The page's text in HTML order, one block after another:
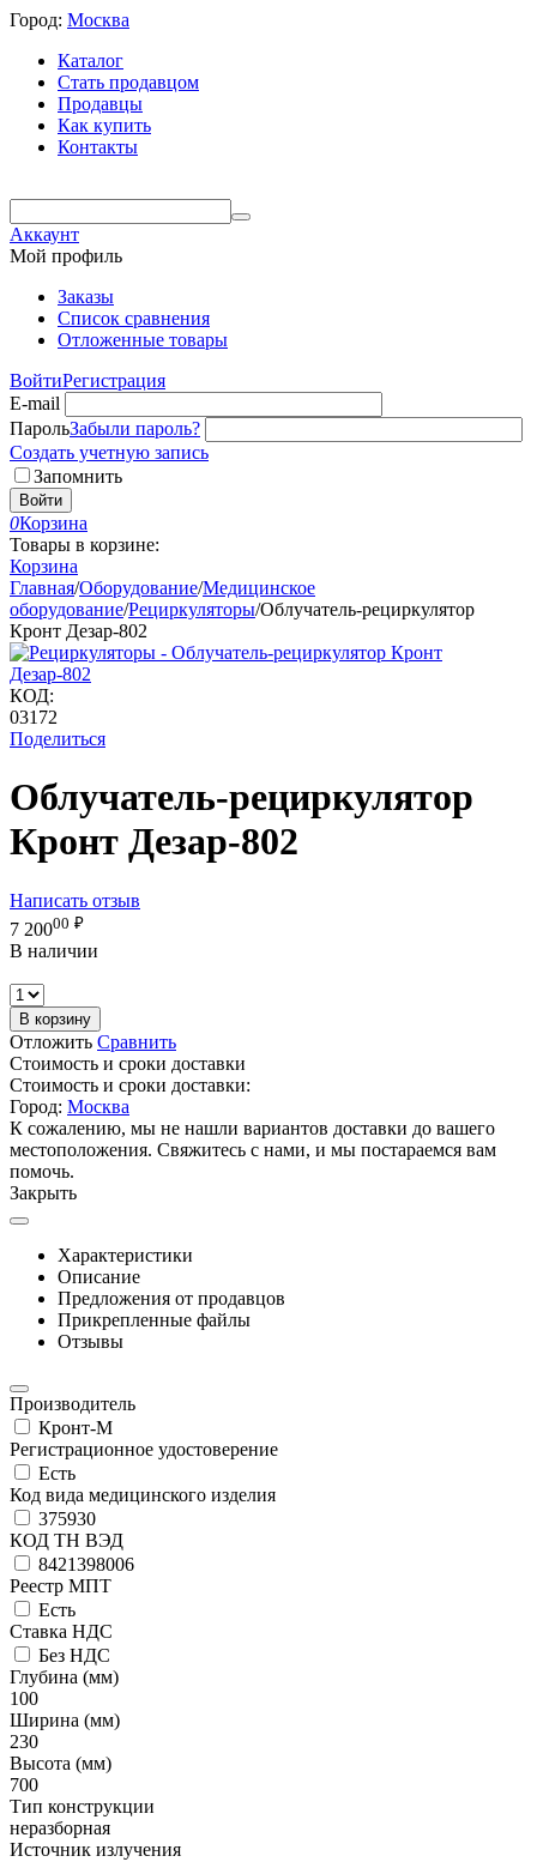
Город: Москва
Каталог
Стать продавцом
Продавцы
Как купить
Контакты
Аккаунт
Мой профиль
Заказы
Список сравнения
Отложенные товары
ВойтиРегистрация
E-mail
ПарольЗабыли пароль?
Создать учетную запись
Запомнить
Войти
0Корзина
Товары в корзине:
Корзина
Главная/Оборудование/Медицинское
оборудование/Рециркуляторы/Облучатель-рециркулятор
Кронт Дезар-802
КОД:
03172
Поделиться
Облучатель-рециркулятор
Кронт Дезар-802
Написать отзыв
7 20000 ₽
В наличии
В корзину
Отложить Сравнить
Стоимость и сроки доставки
Стоимость и сроки доставки:
Город: Москва
К сожалению, мы не нашли вариантов доставки до вашего
местоположения. Свяжитесь с нами, и мы постараемся вам
помочь.
Закрыть
Характеристики
Описание
Предложения от продавцов
Прикрепленные файлы
Отзывы
Производитель
Кронт-М
Регистрационное удостоверение
Есть
Код вида медицинского изделия
375930
КОД ТН ВЭД
8421398006
Реестр МПТ
Есть
Ставка НДС
Без НДС
Глубина (мм)
100
Ширина (мм)
230
Высота (мм)
700
Тип конструкции
неразборная
Источник излучения